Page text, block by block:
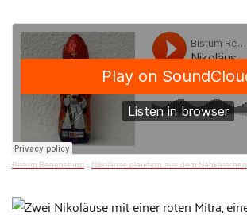
Bistum Regensburg · Nikoläuse plaudern aus dem Nähkästchen